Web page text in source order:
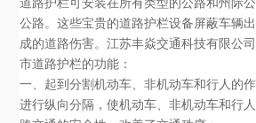
公路。这些宝贵的道路护栏设备屏蔽车辆
成的道路伤害。江苏丰焱交通科技有限公
市道路护栏的功能：
一、起到分割机动车、非机动车和行人的
进行纵向分隔，使机动车、非机动车和行